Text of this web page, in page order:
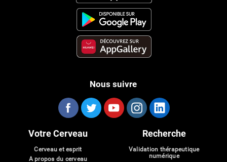
Nous suivre
Votre Cerveau
Cerveau et esprit
A propos du cerveau
Recherche
Validation thérapeutique
numérique